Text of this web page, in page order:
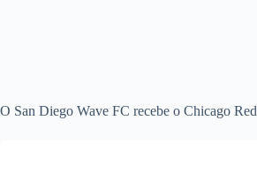
O San Diego Wave FC recebe o Chicago